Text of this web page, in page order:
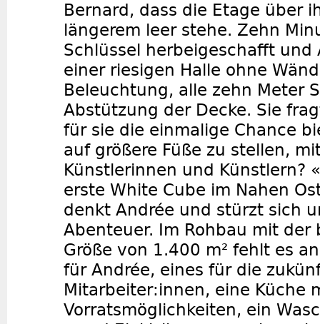
Bernard, dass die Etage über
längerem leer stehe. Zehn
Schlüssel herbeigeschafft und
einer riesigen Halle ohne
Beleuchtung, alle zehn Meter
Abstützung der Decke. Sie
für sie die einmalige Chance
auf größere Füße zu stellen,
Künstlerinnen und Künstlern?
erste White Cube im Nahen
denkt Andrée und stürzt sich
Abenteuer. Im Rohbau mit der
Größe von 1.400 m² fehlt es
für Andrée, eines für die
Mitarbeiter:innen, eine Küche
Vorratsmöglichkeiten, ein